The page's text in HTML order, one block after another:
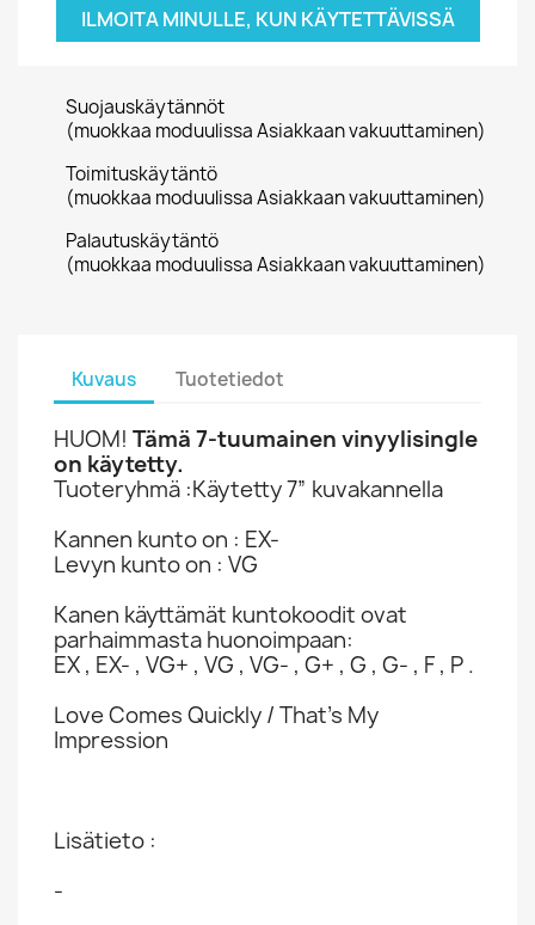
ILMOITA MINULLE, KUN KÄYTETTÄVISSÄ
Suojauskäytännöt
(muokkaa moduulissa Asiakkaan vakuuttaminen)
Toimituskäytäntö
(muokkaa moduulissa Asiakkaan vakuuttaminen)
Palautuskäytäntö
(muokkaa moduulissa Asiakkaan vakuuttaminen)
Kuvaus Tuotetiedot
HUOM! Tämä 7-tuumainen vinyylisingle
on käytetty.
Tuoteryhmä :Käytetty 7” kuvakannella
Kannen kunto on : EX-
Levyn kunto on : VG
Kanen käyttämät kuntokoodit ovat
parhaimmasta huonoimpaan:
EX , EX- , VG+ , VG , VG- , G+ , G , G- , F , P .
Love Comes Quickly / That's My
Impression
Lisätieto :
-